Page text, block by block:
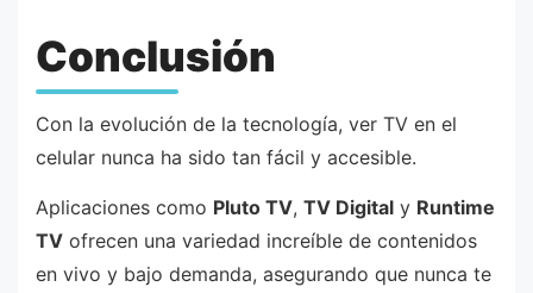
Conclusión
Con la evolución de la tecnología, ver TV en el
celular nunca ha sido tan fácil y accesible.
Aplicaciones como Pluto TV, TV Digital y Runtime
TV ofrecen una variedad increíble de contenidos
en vivo y bajo demanda, asegurando que nunca te